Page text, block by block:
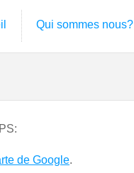
Qui sommes nous?
de Google.